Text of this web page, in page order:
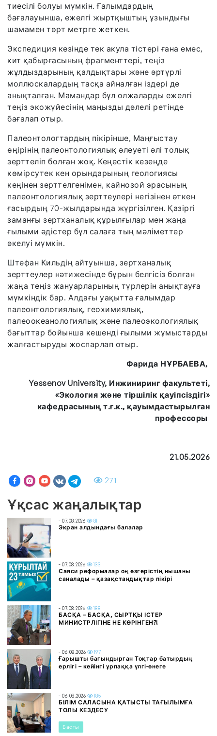
тиесілі болуы мүмкін. Ғалымдардың
бағалауынша, ежелгі жыртқыштың ұзындығы
шамамен төрт метрге жеткен.
Экспедиция кезінде тек акула тістері ғана емес,
кит қабырғасының фрагменттері, теңіз
жұлдыздарының қалдықтары және әртүрлі
моллюскалардың тасқа айналған іздері де
анықталған. Мамандар бұл олжаларды ежелгі
теңіз экожүйесінің маңызды дәлелі ретінде
бағалап отыр.
Палеонтологтардың пікірінше, Маңғыстау
өңірінің палеонтологиялық әлеуеті әлі толық
зерттеліп болған жоқ. Кеңестік кезеңде
көмірсутек кен орындарының геологиясы
кеңінен зерттелгенімен, кайнозой эрасының
палеонтологиялық зерттеулері негізінен өткен
ғасырдың 70-жылдарында жүргізілген. Қазіргі
заманғы зертханалық құрылғылар мен жаңа
ғылыми әдістер бұл салаға тың мәліметтер
әкелуі мүмкін.
Штефан Кильдің айтуынша, зертханалық
зерттеулер нәтижесінде бұрын белгісіз болған
жаңа теңіз жануарларының түрлерін анықтауға
мүмкіндік бар. Алдағы уақытта ғалымдар
палеонтологиялық, геохимиялық,
палеоокеанологиялық және палеоэкологиялық
бағыттар бойынша кешенді ғылыми жұмыстарды
жалғастыруды жоспарлап отыр.
Фарида НҰРБАЕВА,
Yessenov University, Инжиниринг факультеті,
«Экология және тіршілік қауіпсіздігі»
кафедрасының т.ғ.к., қауымдастырылған
профессоры
21.05.2026
271
Ұқсас жаңалықтар
- 07.08.2026 81
Экран алдындағы балалар
- 07.08.2026 133
Саяси реформалар оң өзгерістің нышаны
саналады – қазақстандықтар пікірі
- 07.08.2026 188
БАСҚА – БАСҚА, СЫРТҚЫ ІСТЕР
МИНИСТРЛІГІНЕ НЕ КӨРІНГЕН?!
- 06.08.2026 197
Ғарышты бағындырған Тоқтар батырдың
ерлігі – кейінгі ұрпаққа үлгі-өнеге
- 06.08.2026 185
БІЛІМ САЛАСЫНА ҚАТЫСТЫ ТАҒЫЛЫМҒА
ТОЛЫ КЕЗДЕСУ
Басты